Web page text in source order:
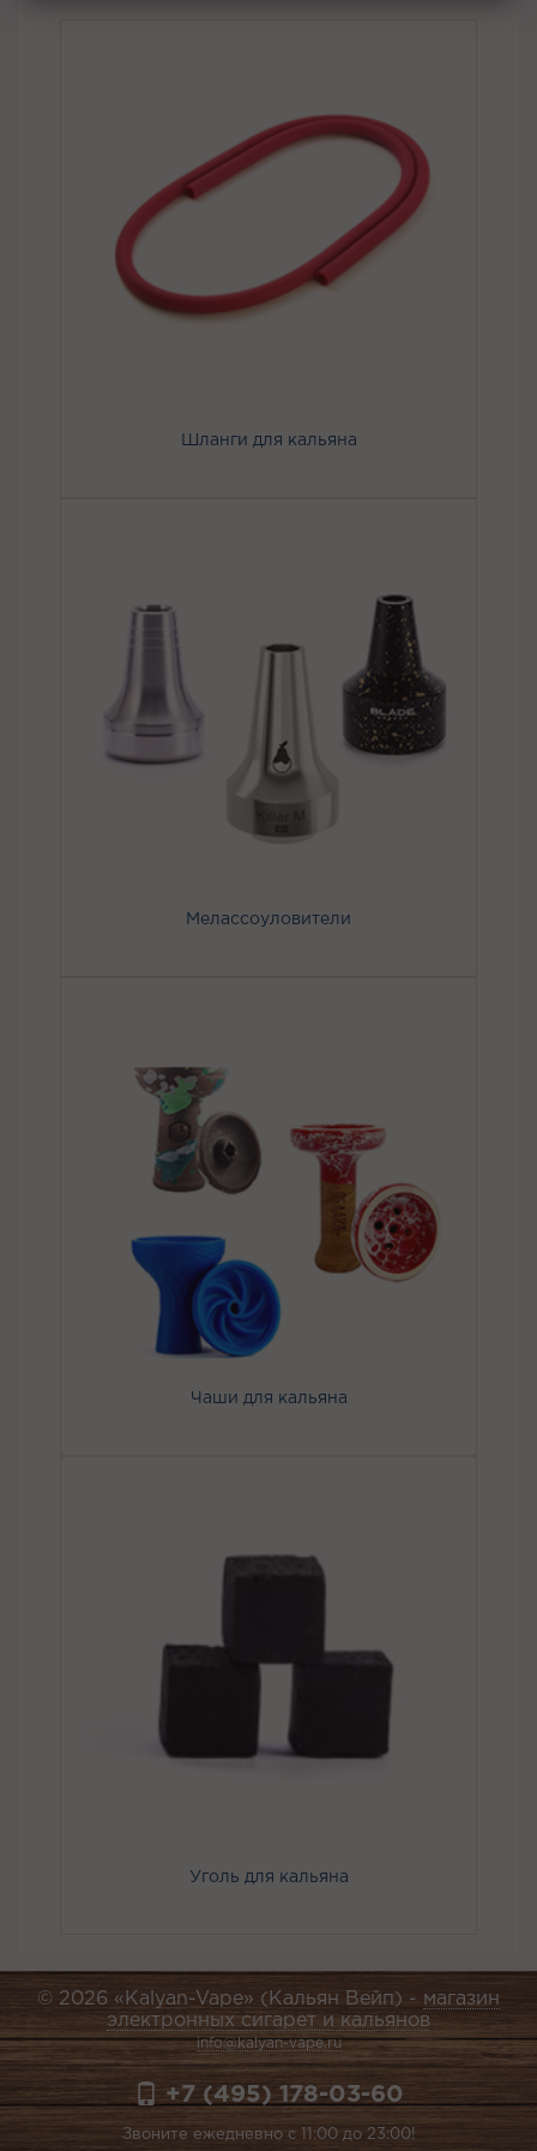
Шланги для кальяна
Мелассоуловители
Чаши для кальяна
Уголь для кальяна
© 2026 «Kalyan-Vape» (Кальян Вейп) - магазин
электронных сигарет и кальянов
info@kalyan-vape.ru
+7 (495) 178-03-60
Звоните ежедневно с 11:00 до 23:00!